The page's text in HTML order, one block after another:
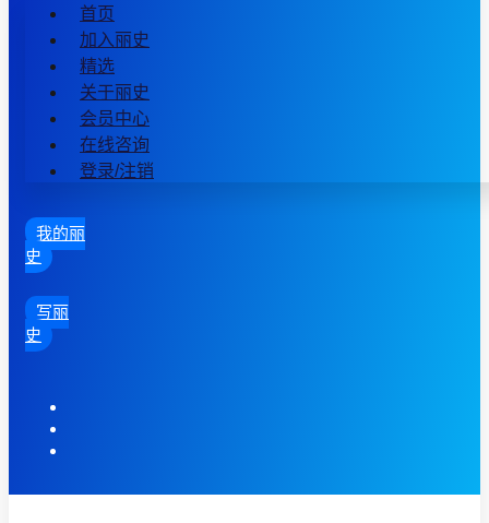
首页
加入丽史
精选
关于丽史
会员中心
在线咨询
登录/注销
我的丽
史
写丽
史